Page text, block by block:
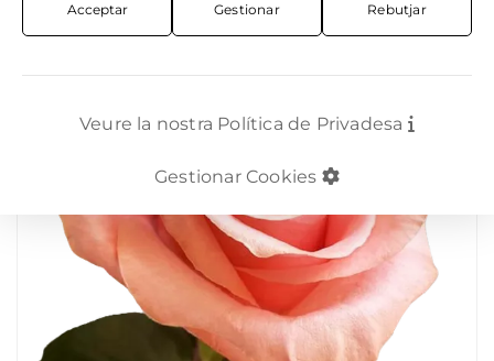
Acceptar Gestionar Rebutjar
Veure la nostra Política de Privadesa
Gestionar Cookies